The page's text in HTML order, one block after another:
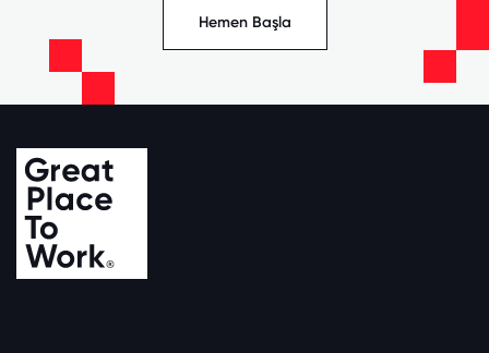
Hemen Başla